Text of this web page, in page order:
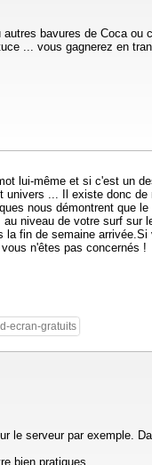
bavures de Coca ou
... vous gagnerez en
lui-même et si c'est un
univers ... Il existe donc
nous démontrent que
niveau de votre surf sur
fin de semaine
n'êtes pas concernés !
ecran-gratuits
le serveur par exemple.
bien pratiques.